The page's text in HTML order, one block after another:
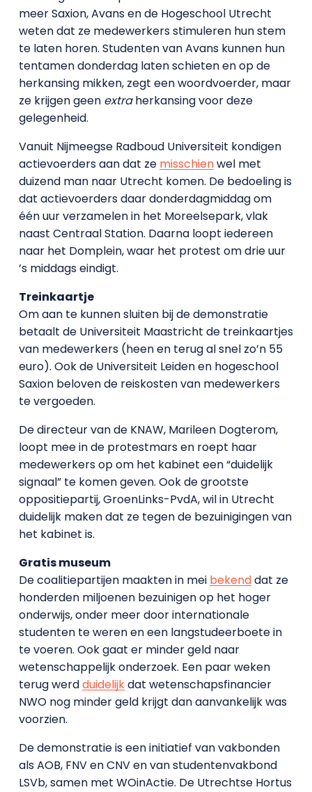
meer Saxion, Avans en de Hogeschool Utrecht
weten dat ze medewerkers stimuleren hun stem
te laten horen. Studenten van Avans kunnen hun
tentamen donderdag laten schieten en op de
herkansing mikken, zegt een woordvoerder, maar
ze krijgen geen extraherkansing voor deze
gelegenheid.
Vanuit Nijmeegse Radboud Universiteit kondigen
actievoerders aan dat ze misschienwel met
duizend man naar Utrecht komen. De bedoeling is
dat actievoerders daar donderdagmiddag om
één uur verzamelen in het Moreelsepark, vlak
naast Centraal Station. Daarna loopt iedereen
naar het Domplein, waar het protest om drie uur
’s middags eindigt.
Treinkaartje
Om aan te kunnen sluiten bij de demonstratie
betaalt de Universiteit Maastricht de treinkaartjes
van medewerkers (heen en terug al snel zo’n 55
euro). Ook de Universiteit Leiden en hogeschool
Saxion beloven de reiskosten van medewerkers
te vergoeden.
De directeur van de KNAW, Marileen Dogterom,
loopt mee in de protestmars en roept haar
medewerkers op om het kabinet een “duidelijk
signaal” te komen geven. Ook de grootste
oppositiepartij, GroenLinks-PvdA, wil in Utrecht
duidelijk maken dat ze tegen de bezuinigingen van
het kabinet is.
Gratis museum
De coalitiepartijen maakten in mei bekenddat ze
honderden miljoenen bezuinigen op het hoger
onderwijs, onder meer door internationale
studenten te weren en een langstudeerboete in
te voeren. Ook gaat er minder geld naar
wetenschappelijk onderzoek. Een paar weken
terug werdduidelijkdat wetenschapsfinancier
NWO nog minder geld krijgt dan aanvankelijk was
voorzien.
De demonstratie is een initiatief van vakbonden
als AOB, FNV en CNV en van studentenvakbond
LSVb, samen met WOinActie. De Utrechtse Hortus